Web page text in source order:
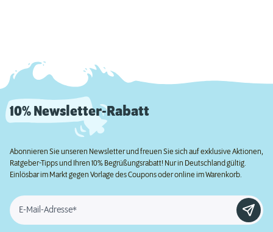
10% Newsletter-Rabatt
Abonnieren Sie unseren Newsletter und freuen Sie sich auf exklusive Aktionen,
Ratgeber-Tipps und Ihren 10% Begrüßungsrabatt! Nur in Deutschland gültig.
Einlösbar im Markt gegen Vorlage des Coupons oder online im Warenkorb.
E-Mail-Adresse*